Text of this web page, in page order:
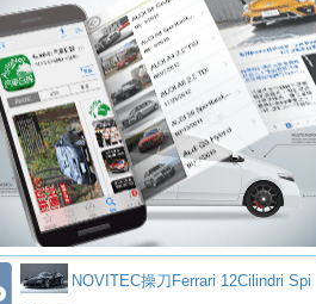
全新大店，新北都鈴木占地500坪土城旗艦
展示中心開幕
2025第七屆ISUZU運轉職人挑戰賽
熱血登場 展現極致車技與專業職人精神
H2GP世界總決賽圓滿落幕 台灣團
隊表現精彩淨零減碳指標性應用 純電動水泥預
拌車 消防車除了滅火裝備還需要什麼？
一探SITRAK “準” 消防車的究竟
大益金龍初試啼聲，汽柴油5噸貨車
不是對手正宗年鑑2025年全球自動車年鑑1月
下旬問世！2024第六屆ISUZU運轉職人挑戰賽
全台限量200台 進化現型
不等零關稅的紅利，Jeep品牌今日
起展開首批車交車
Volvo EX60 即將叩關，靜肅性、底
盤與數位介面搶先揭露
Audi Q9 將於 2026 年底上市 旗艦
大型 SUV 鎖定七人座豪華市場
BMW攜手漫威電影【蜘蛛人：重生
日】 Skoda 發表全新 Peaq 內裝：七人
座純電旗艦 SUV，行李廂最大可達 935 公
升
全新純電 Mercedes-Benz C 400 4
MATIC Electric 登場
奢華與科技大躍進，MAZDA全新3
NOVITEC操刀Ferrari 12Cilindri Spi